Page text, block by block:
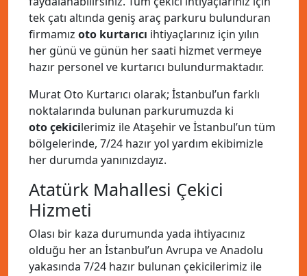
tek çatı altında geniş araç parkuru bulunduran
firmamız oto kurtarıcı ihtiyaçlarınız için yılın
her günü ve günün her saati hizmet vermeye
hazır personel ve kurtarıcı bulundurmaktadır.
Murat Oto Kurtarıcı olarak; İstanbul’un farklı
noktalarında bulunan parkurumuzda ki
oto çekicilerimiz ile Ataşehir ve İstanbul’un tüm
bölgelerinde, 7/24 hazır yol yardım ekibimizle
her durumda yanınızdayız.
Atatürk Mahallesi Çekici
Hizmeti
Olası bir kaza durumunda yada ihtiyacınız
olduğu her an İstanbul’un Avrupa ve Anadolu
yakasında 7/24 hazır bulunan çekicilerimiz ile